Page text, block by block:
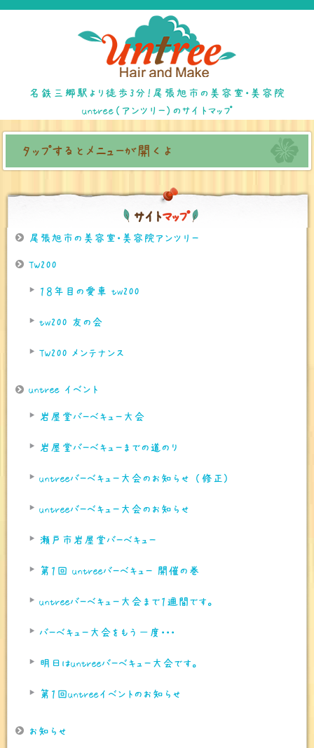
名鉄三郷駅より徒歩3分！尾張旭市の美容室・美容院
untree（アンツリー）のサイトマップ
タップするとメニューが開くよ
サイ トマップ
尾張旭市の美容室・美容院アンツリー
TW200
１８年目の愛車 tw200
tw200 友の会
TW200 メンテナンス
untree イベント
岩屋堂バーベキュー大会
岩屋堂バーベキューまでの道のり
untreeバーベキュー大会のお知らせ （修正)
untreeバーベキュー大会のお知らせ
瀬戸市岩屋堂バーベキュー
第１回 untreeバーベキュー 開催の巻
untreeバーベキュー大会まで１週間です。
バーベキュー大会をもう一度・・・
明日はuntreeバーベキュー大会です。
第１回untreeイベントのお知らせ
お知らせ